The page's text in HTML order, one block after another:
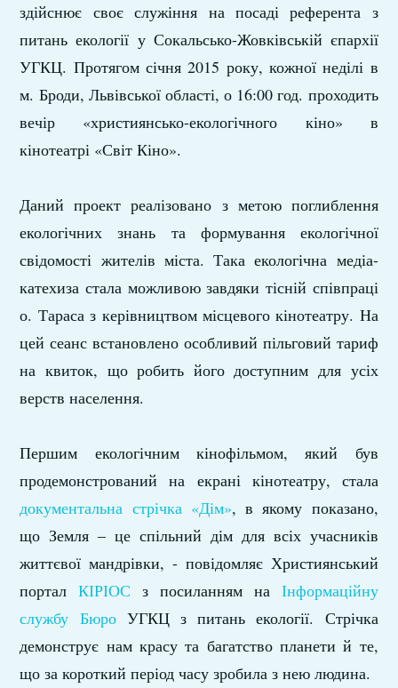
здійснює своє служіння на посаді референта з
питань екології у Сокальсько-Жовківській єпархії
УГКЦ. Протягом січня 2015 року, кожної неділі в
м. Броди, Львівської області, о 16:00 год. проходить
вечір «християнсько-екологічного кіно» в
кінотеатрі «Світ Кіно».
Даний проект реалізовано з метою поглиблення
екологічних знань та формування екологічної
свідомості жителів міста. Така екологічна медіа-
катехиза стала можливою завдяки тісній співпраці
о. Тараса з керівництвом місцевого кінотеатру. На
цей сеанс встановлено особливий пільговий тариф
на квиток, що робить його доступним для усіх
верств населення.
Першим екологічним кінофільмом, який був
продемонстрований на екрані кінотеатру, стала
документальна стрічка «Дім», в якому показано,
що Земля – це спільний дім для всіх учасників
життєвої мандрівки, - повідомляє Християнський
порталКІРІОС з посиланням на Інформаційну
службу БюроУГКЦ з питань екології. Стрічка
демонструє нам красу та багатство планети й те,
що за короткий період часу зробила з нею людина.